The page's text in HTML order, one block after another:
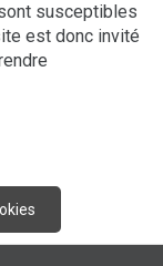
susceptibles
est donc invité